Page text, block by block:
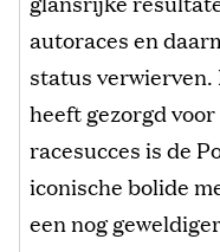
autoraces en
status verwierven.
heeft gezorgd
racesucces is de
iconische bolide
een nog